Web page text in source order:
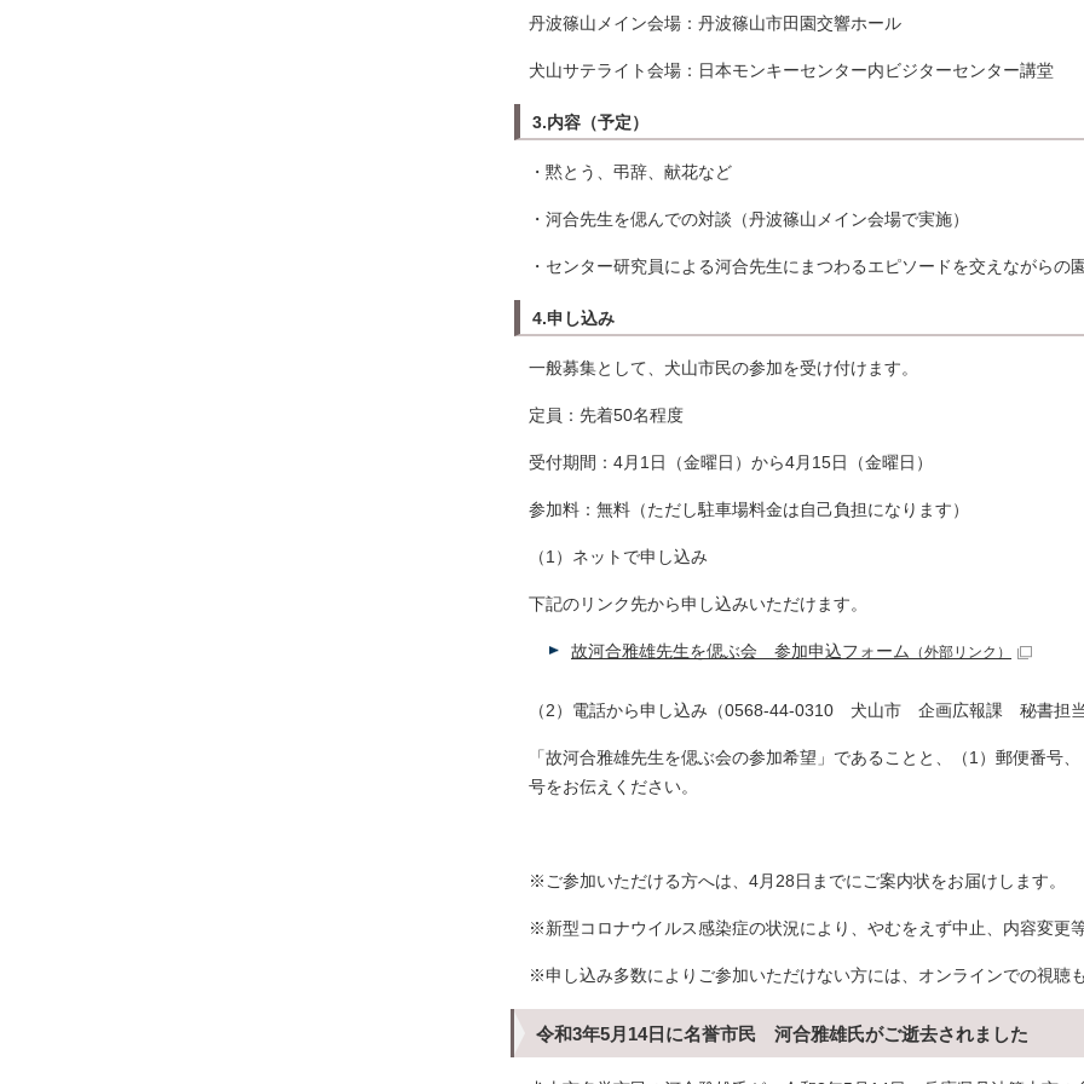
丹波篠山メイン会場：丹波篠山市田園交響ホール
犬山サテライト会場：日本モンキーセンター内ビジターセンター講堂
3.内容（予定）
・黙とう、弔辞、献花など
・河合先生を偲んでの対談（丹波篠山メイン会場で実施）
・センター研究員による河合先生にまつわるエピソードを交えながらの
4.申し込み
一般募集として、犬山市民の参加を受け付けます。
定員：先着50名程度
受付期間：4月1日（金曜日）から4月15日（金曜日）
参加料：無料（ただし駐車場料金は自己負担になります）
（1）ネットで申し込み
下記のリンク先から申し込みいただけます。
故河合雅雄先生を偲ぶ会 参加申込フォーム （外部リンク）
（2）電話から申し込み（0568-44-0310 犬山市 企画広報課 秘書担
「故河合雅雄先生を偲ぶ会の参加希望」であることと、（1）郵便番号
号をお伝えください。
※ご参加いただける方へは、4月28日までにご案内状をお届けします。
※新型コロナウイルス感染症の状況により、やむをえず中止、内容変更
※申し込み多数によりご参加いただけない方には、オンラインでの視聴
令和3年5月14日に名誉市民 河合雅雄氏がご逝去されました